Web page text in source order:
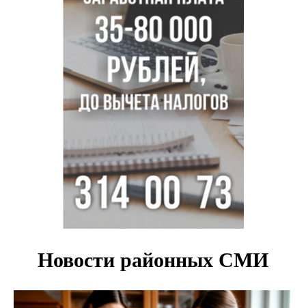
отдыха в Новосибирске
Глава сельсовета Игорь Конах утонул у острова в
Новосибирском водохранилище